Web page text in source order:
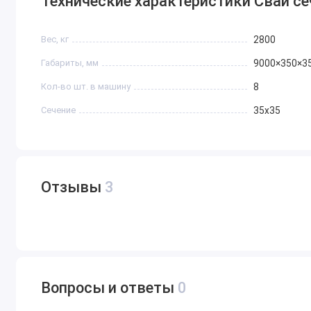
Вес, кг 2800
Габариты, мм
Кол-во шт. в машину 8
Сечение 35х35
Отзывы 3
Вопросы и ответы 0